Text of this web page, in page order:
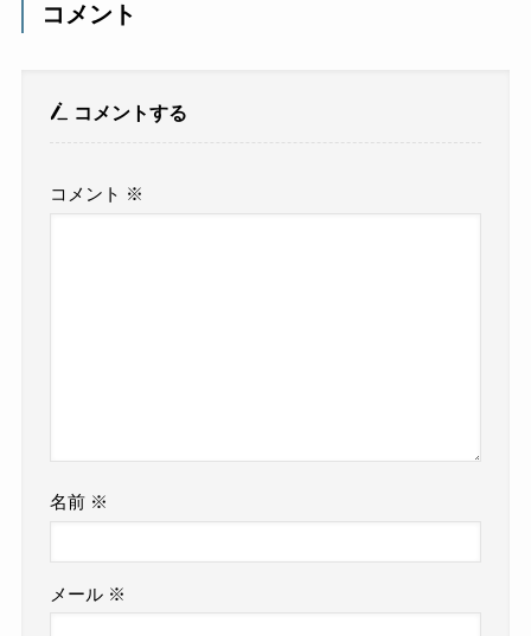
コメント
コメントする
コメント ※
名前 ※
メール ※